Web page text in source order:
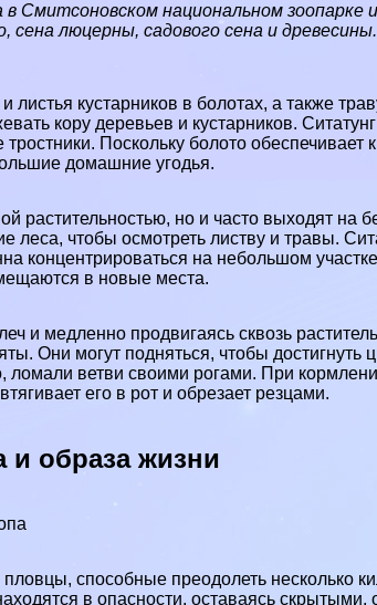
Смитсоновском национальном
сена люцерны, садового сена и древесины.
кустарников в болотах, а также
кору деревьев и кустарников.
Поскольку болото обеспечивает
домашние угодья.
растительностью, но и часто выходят на
чтобы осмотреть листву и травы.
концентрироваться на небольшом
в новые места.
и медленно продвигаясь сквозь
Они могут подняться, чтобы достигнуть
ломали ветви своими рогами. При
его в рот и обрезает резцами.
и образа жизни
способные преодолеть несколько
в опасности, оставаясь